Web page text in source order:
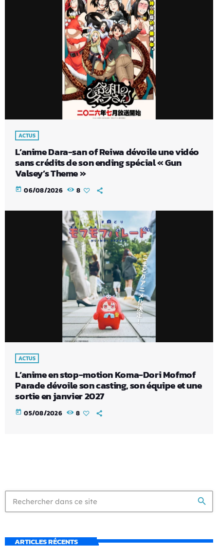
ACTUS
L’anime Dara-san of Reiwa dévoile une vidéo
sans crédits de son ending spécial « Gun
Valsey’s Theme »
today 06/08/2026 8
ACTUS
L’anime en stop-motion Koma-Dori Mofmof
Parade dévoile son casting, son équipe et une
sortie en janvier 2027
today 05/08/2026 8
search
ARTICLES RÉCENTS